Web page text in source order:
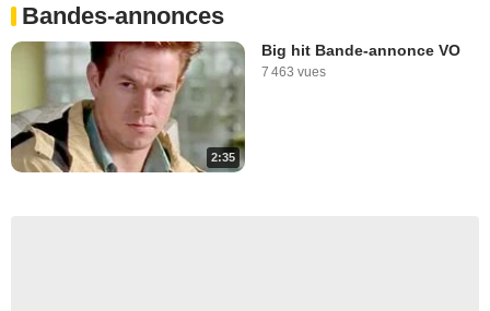
Bandes-annonces
2:35
Big hit Bande-annonce VO
7 463 vues